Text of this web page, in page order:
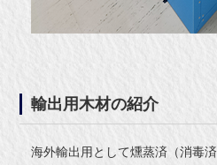
輸出用木材の紹介
海外輸出用として燻蒸済（消毒